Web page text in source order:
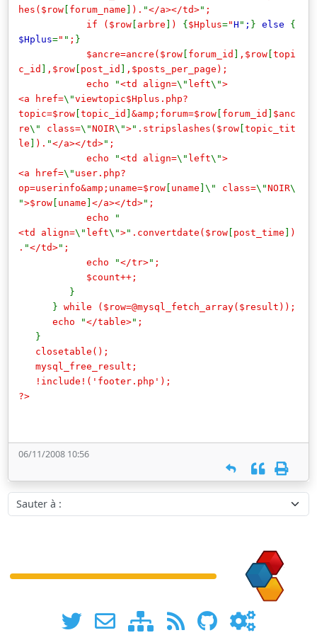
hes($row [ forum_name ] ). "</a></td>" ;
if ($row [ arbre ] ) {$Hplus="H " ; } else {
$Hplus=" " ; }
$ancre=ancre($row [ forum_id ] ,$row [topi
c_id ] ,$row [ post_id ] ,$posts_per_page);
echo
"<td align=\" left\">
<a href=\"viewtopic$Hplus.php?
topic=$row [topic_id ]&amp;forum=$row [ forum_id ] $anc
re\" class=\"NOIR\">" .stripslashes($row [topic_tit
le ] ). "</a></td>" ;
echo
"<td align=\" left\">
<a href=\" user.php?
op=userinfo&amp;uname=$row [ uname ]\" class=\"NOIR\
">$row [ uname ]</a></td>" ;
echo
"
<td align=\" left\">" .convertdate($row [ post_time ] )
. "</td>" ;
echo
"</tr>" ;
$count++;
}
} while ($row=@mysql_fetch_array($result));
echo
"</table>" ;
}
closetable();
mysql_free_result;
!include!('footer.php');
?>
06/11/2008 10:56
Sauter à :